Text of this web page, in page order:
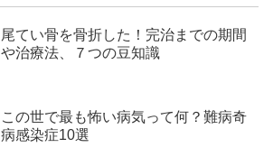
尾てい骨を骨折した！完治までの期間
や治療法、７つの豆知識
この世で最も怖い病気って何？難病奇
病感染症10選